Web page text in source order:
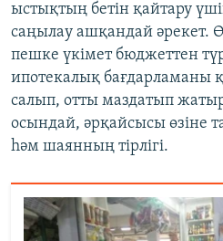
ыстықтың бетін қайтару
саңылау ашқандай әрекет.
пешке үкімет бюджеттен
ипотекалық бағдарламаны
салып, отты маздатып жатыр.
осындай, әрқайсысы өзіне
һәм шаянның тірлігі.